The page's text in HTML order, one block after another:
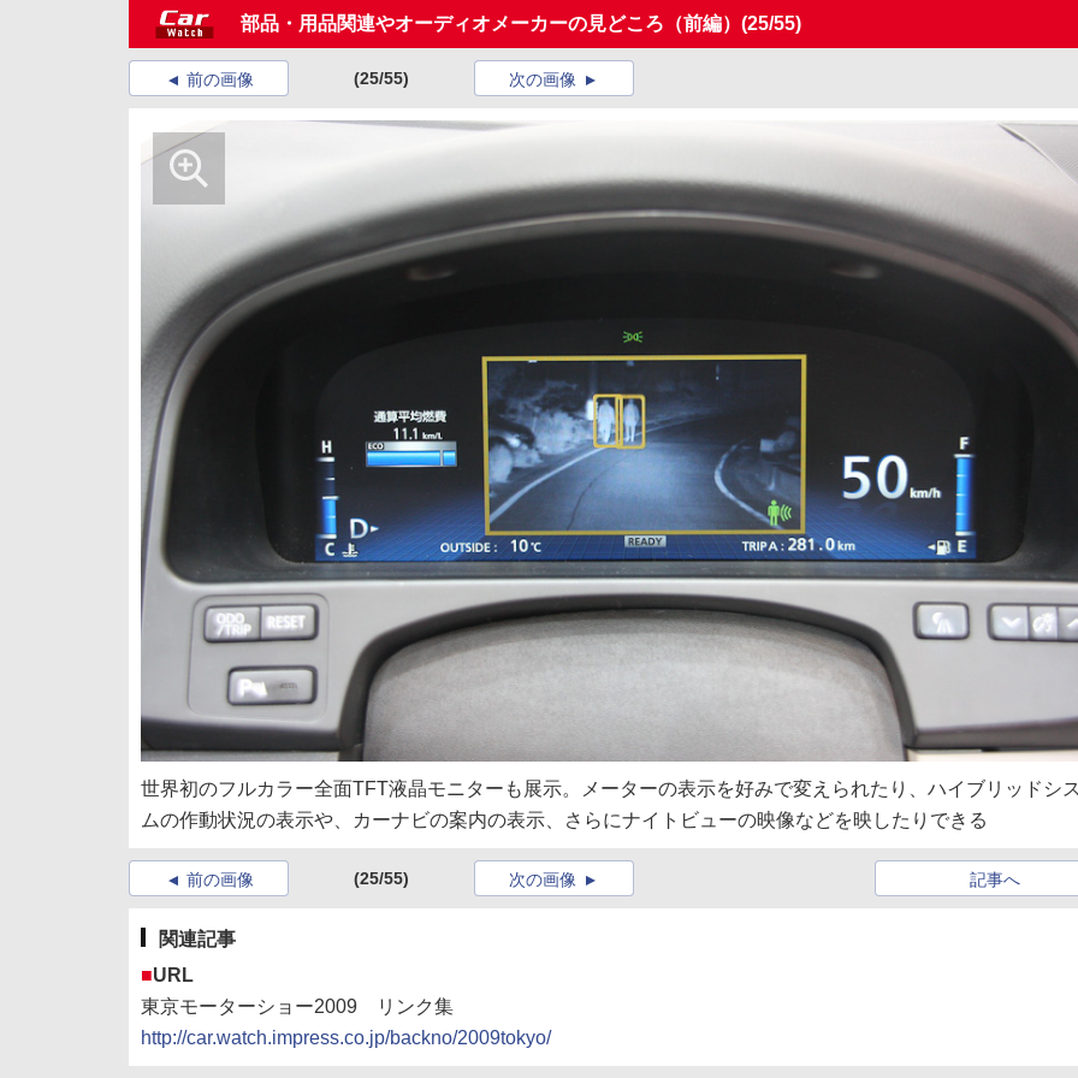
部品・用品関連やオーディオメーカーの見どころ（前編） (25/55)
前の画像 (25/55) 次の画像
世界初のフルカラー全面TFT液晶モニターも展示。メーターの表示を好みで変えられたり、ハイブリッドシ
ムの作動状況の表示や、カーナビの案内の表示、さらにナイトビューの映像などを映したりできる
前の画像 (25/55) 記事へ
次の画像
関連記事
■URL
東京モーターショー2009 リンク集
http://car.watch.impress.co.jp/backno/2009tokyo/